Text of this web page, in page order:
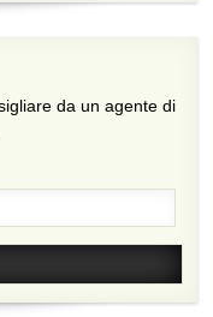
da un agente di